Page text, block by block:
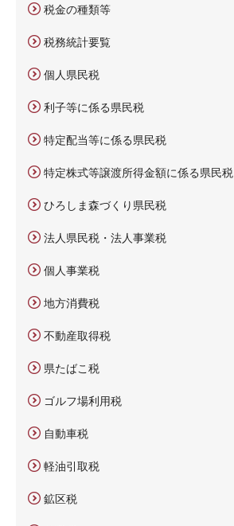
税金の種類等
税務統計要覧
個人県民税
利子等に係る県民税
特定配当等に係る県民税
特定株式等譲渡所得金額に係る県民税
ひろしま森づくり県民税
法人県民税・法人事業税
個人事業税
地方消費税
不動産取得税
県たばこ税
ゴルフ場利用税
自動車税
軽油引取税
鉱区税